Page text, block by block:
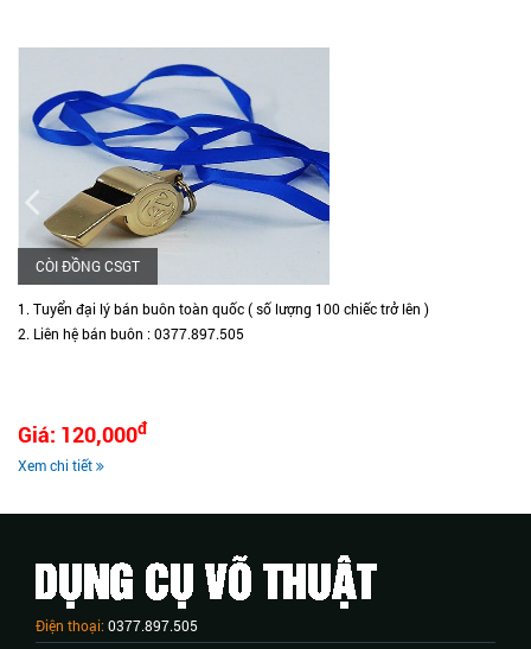
CÒI ĐỒNG CSGT
1. Tuyển đại lý bán buôn toàn quốc ( số lượng 100 chiếc trở lên )
2. Liên hệ bán buôn : 0377.897.505
Giá: 120,000đ
Xem chi tiết
Điện thoại: 0377.897.505